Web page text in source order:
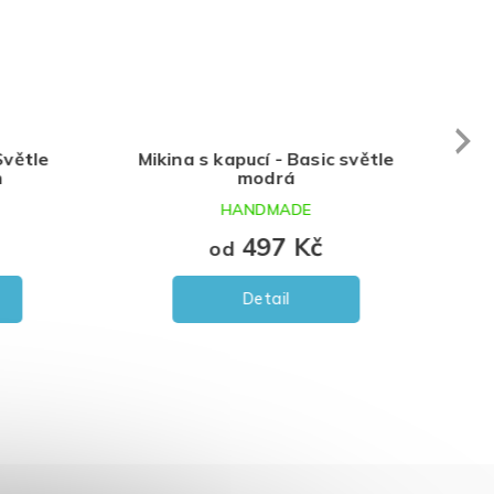
Mikina s kapucí - Basic světle
modrá
od497 Kč
Detail
HANDMADE
Next